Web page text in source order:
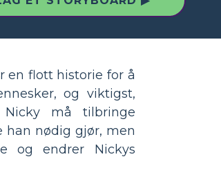
en flott historie for å
og viktigst,
må tilbringe
han nødig gjør, men
og endrer Nickys